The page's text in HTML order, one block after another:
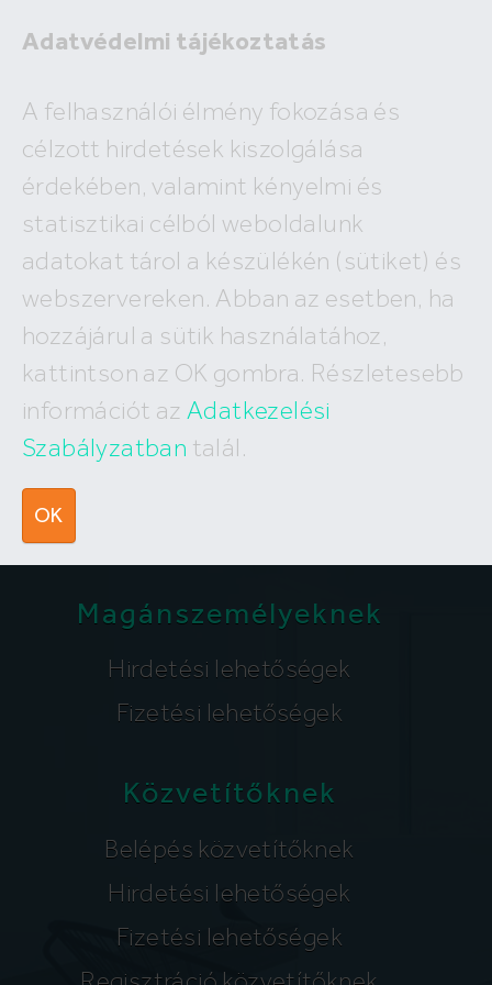
Adatvédelmi tájékoztatás
A felhasználói élmény fokozása és
célzott hirdetések kiszolgálása
érdekében, valamint kényelmi és
statisztikai célból weboldalunk
adatokat tárol a készülékén (sütiket) és
webszervereken. Abban az esetben, ha
hozzájárul a sütik használatához,
kattintson az OK gombra. Részletesebb
információt az Adatkezelési
Szabályzatban talál.
OK
A megadott ingatlan már nem
szerepel az adatbázisunkban!
Hívj minket
+36 (30) 550 5566
Írj nekünk
Magánszemélyeknek
Hirdetési lehetőségek
Fizetési lehetőségek
Közvetítőknek
Belépés közvetítőknek
Hirdetési lehetőségek
Fizetési lehetőségek